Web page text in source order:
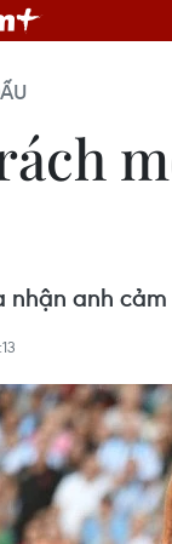
nhận anh